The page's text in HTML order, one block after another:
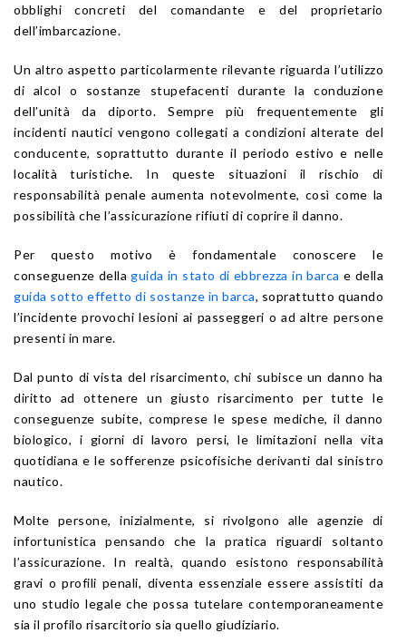
obblighi concreti del comandante e del proprietario
dell’imbarcazione.
Un altro aspetto particolarmente rilevante riguarda l’utilizzo
di alcol o sostanze stupefacenti durante la conduzione
dell’unità da diporto. Sempre più frequentemente gli
incidenti nautici vengono collegati a condizioni alterate del
conducente, soprattutto durante il periodo estivo e nelle
località turistiche. In queste situazioni il rischio di
responsabilità penale aumenta notevolmente, così come la
possibilità che l’assicurazione rifiuti di coprire il danno.
Per questo motivo è fondamentale conoscere le
conseguenze dellaguida in stato di ebbrezza in barca e della
guida sotto effetto di sostanze in barca, soprattutto quando
l’incidente provochi lesioni ai passeggeri o ad altre persone
presenti in mare.
Dal punto di vista del risarcimento, chi subisce un danno ha
diritto ad ottenere un giusto risarcimento per tutte le
conseguenze subite, comprese le spese mediche, il danno
biologico, i giorni di lavoro persi, le limitazioni nella vita
quotidiana e le sofferenze psicofisiche derivanti dal sinistro
nautico.
Molte persone, inizialmente, si rivolgono alle agenzie di
infortunistica pensando che la pratica riguardi soltanto
l’assicurazione. In realtà, quando esistono responsabilità
gravi o profili penali, diventa essenziale essere assistiti da
uno studio legale che possa tutelare contemporaneamente
sia il profilo risarcitorio sia quello giudiziario.